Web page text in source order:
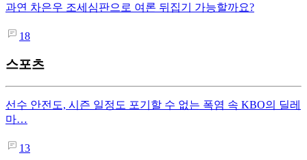
과연 차은우 조세심판으로 여론 뒤집기 가능할까요?
18
스포츠
선수 안전도, 시즌 일정도 포기할 수 없는 폭염 속 KBO의 딜레
마…
13